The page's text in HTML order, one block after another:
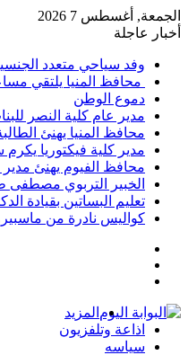
الجمعة, أغسطس 7 2026
أخبار عاجلة
وفد سياحي متعدد
محافظ المنيا يلتقي
دموع الوطن
مدير عام كلية النصر
محافظ المنيا يهنئ
مدير كلية فيكتوريا
محافظ الفيوم يهنئ مدير
الخبير التربوي مصطفى
تعليم البساتين بقيادة
كواليس نادرة من
المزيد
اذاعة وتلفزيون
سياسه